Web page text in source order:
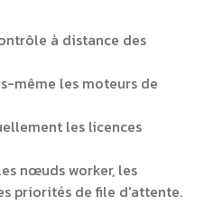
à distance des
même les moteurs de
les licences
nœuds worker, les
priorités de file d'attente.